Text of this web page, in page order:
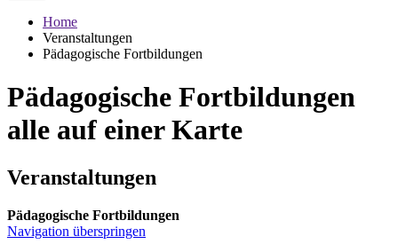
Home
Veranstaltungen
Pädagogische Fortbildungen
Pädagogische Fortbildungen
alle auf einer Karte
Veranstaltungen
Pädagogische Fortbildungen
Navigation überspringen